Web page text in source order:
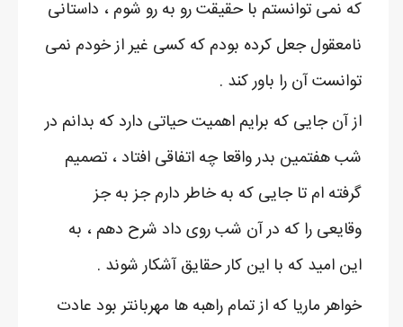
که نمی توانستم با حقیقت رو به رو شوم ، داستانی
نامعقول جعل کرده بودم که کسی غیر از خودم نمی
توانست آن را باور کند .
از آن جایی که برایم اهمیت حیاتی دارد که بدانم در
شب هفتمین بدر واقعا چه اتفاقی افتاد ، تصمیم
گرفته ام تا جایی که به خاطر دارم جز به جز
وقایعی را که در آن شب روی داد شرح دهم ، به
این امید که با این کار حقایق آشکار شوند .
خواهر ماریا که از تمام راهبه ها مهربانتر بود عادت